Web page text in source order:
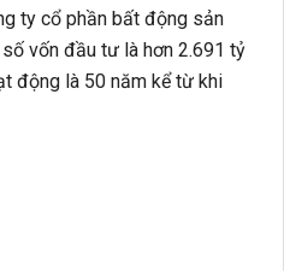
ty cổ phần bất động sản
vốn đầu tư là hơn 2.691 tỷ
động là 50 năm kể từ khi